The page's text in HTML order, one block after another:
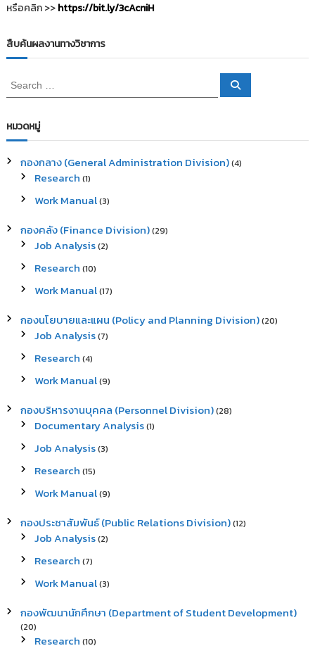
หรือคลิก >>https://bit.ly/3cAcniH
สืบค้นผลงานทางวิชาการ
e
r
c
f
S
หมวดหมู่
กองกลาง (General Administration Division)(4)
Research (1)
Work Manual(3)
กองคลัง (Finance Division)(29)
Job Analysis(2)
Research (10)
Work Manual(17)
กองนโยบายและแผน (Policy and Planning Division)(20)
Job Analysis(7)
Research (4)
Work Manual(9)
กองบริหารงานบุคคล (Personnel Division)(28)
Documentary Analysis(1)
Job Analysis(3)
Research (15)
Work Manual(9)
กองประชาสัมพันธ์ (Public Relations Division)(12)
Job Analysis(2)
Research (7)
Work Manual(3)
กองพัฒนานักศึกษา (Department of Student Development)
(20)
Research (10)